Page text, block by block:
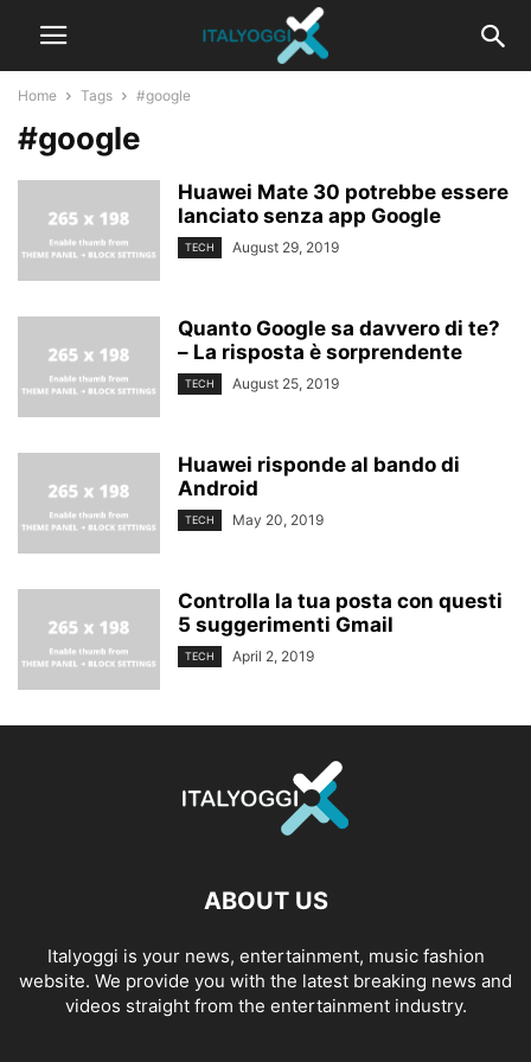
Home Tags #google
#google
Huawei Mate 30 potrebbe essere
lanciato senza app Google
TECH August 29, 2019
Quanto Google sa davvero di te?
– La risposta è sorprendente
TECH August 25, 2019
Huawei risponde al bando di
Android
TECH May 20, 2019
Controlla la tua posta con questi
5 suggerimenti Gmail
TECH April 2, 2019
ABOUT US
Italyoggi is your news, entertainment, music fashion
website. We provide you with the latest breaking news and
videos straight from the entertainment industry.